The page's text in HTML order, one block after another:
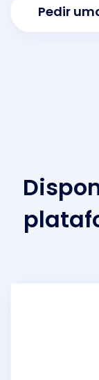
Pedir